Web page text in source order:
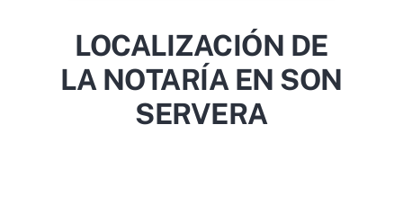
LOCALIZACIÓN DE
LA NOTARÍA EN SON
SERVERA